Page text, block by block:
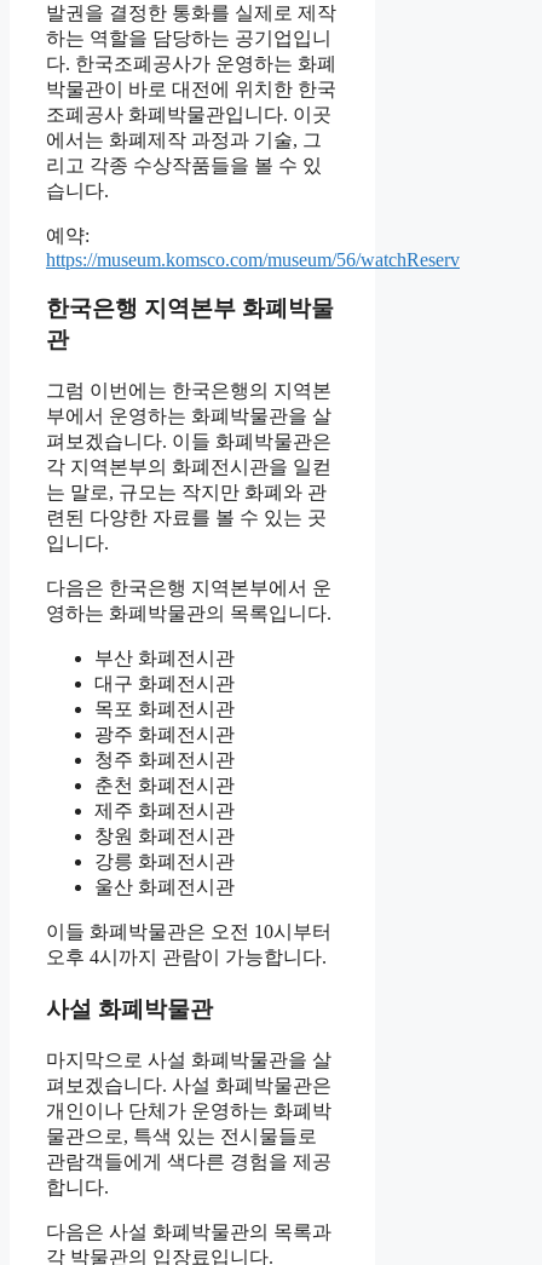
발권을 결정한 통화를 실제로 제작
하는 역할을 담당하는 공기업입니
다. 한국조폐공사가 운영하는 화폐
박물관이 바로 대전에 위치한 한국
조폐공사 화폐박물관입니다. 이곳
에서는 화폐제작 과정과 기술, 그
리고 각종 수상작품들을 볼 수 있
습니다.
예약:
https://museum.komsco.com/museum/56/watchReserv
한국은행 지역본부 화폐박물
관
그럼 이번에는 한국은행의 지역본
부에서 운영하는 화폐박물관을 살
펴보겠습니다. 이들 화폐박물관은
각 지역본부의 화폐전시관을 일컫
는 말로, 규모는 작지만 화폐와 관
련된 다양한 자료를 볼 수 있는 곳
입니다.
다음은 한국은행 지역본부에서 운
영하는 화폐박물관의 목록입니다.
부산 화폐전시관
대구 화폐전시관
목포 화폐전시관
광주 화폐전시관
청주 화폐전시관
춘천 화폐전시관
제주 화폐전시관
창원 화폐전시관
강릉 화폐전시관
울산 화폐전시관
이들 화폐박물관은 오전 10시부터
오후 4시까지 관람이 가능합니다.
사설 화폐박물관
마지막으로 사설 화폐박물관을 살
펴보겠습니다. 사설 화폐박물관은
개인이나 단체가 운영하는 화폐박
물관으로, 특색 있는 전시물들로
관람객들에게 색다른 경험을 제공
합니다.
다음은 사설 화폐박물관의 목록과
각 박물관의 입장료입니다.